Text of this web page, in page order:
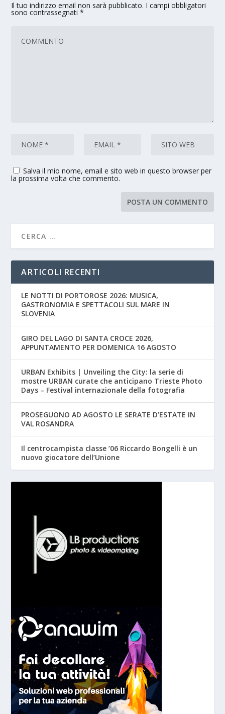
Il tuo indirizzo email non sarà pubblicato. I campi obbligatori
sono contrassegnati*
Salva il mio nome, email e sito web in questo browser per
la prossima volta che commento.
ARTICOLI RECENTI
LE NOTTI DI PORTOROSE 2026: MUSICA,
GASTRONOMIA E SPETTACOLI SUL MARE IN
SLOVENIA
GIRO DEL LAGO DI SANTA CROCE 2026,
APPUNTAMENTO PER DOMENICA 16 AGOSTO
URBAN Exhibits | Unveiling the City: la serie di
mostre URBAN curate che anticipano Trieste Photo
Days – Festival internazionale della fotografia
PROSEGUONO AD AGOSTO LE SERATE D’ESTATE IN
VAL ROSANDRA
Il centrocampista classe ’06 Riccardo Bongelli è un
nuovo giocatore dell’Unione